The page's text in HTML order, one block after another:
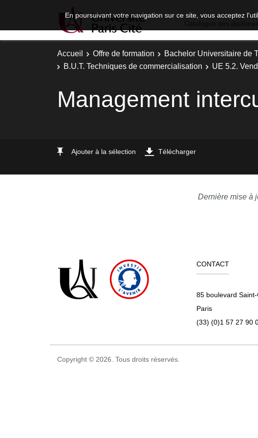
En poursuivant votre navigation sur ce site, vous acceptez
Accueil Offre de formation Bachelor Universitaire de
B.U.T. Techniques de commercialisation
UE 5.2.
Management
Ajouter à la sélection Télécharger
Dernière mise à
CONTACT
85 boulevard
Paris
(33) (0)1 57 27 90
Copyright © 2026. Tous droits réservés.